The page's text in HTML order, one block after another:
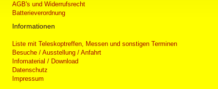
AGB's und Widerrufsrecht
Batterieverordnung
Informationen
Liste mit Teleskoptreffen, Messen und sonstigen Terminen
Besuche / Ausstellung / Anfahrt
Infomaterial / Download
Datenschutz
Impressum